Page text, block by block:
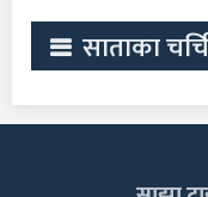
साताका